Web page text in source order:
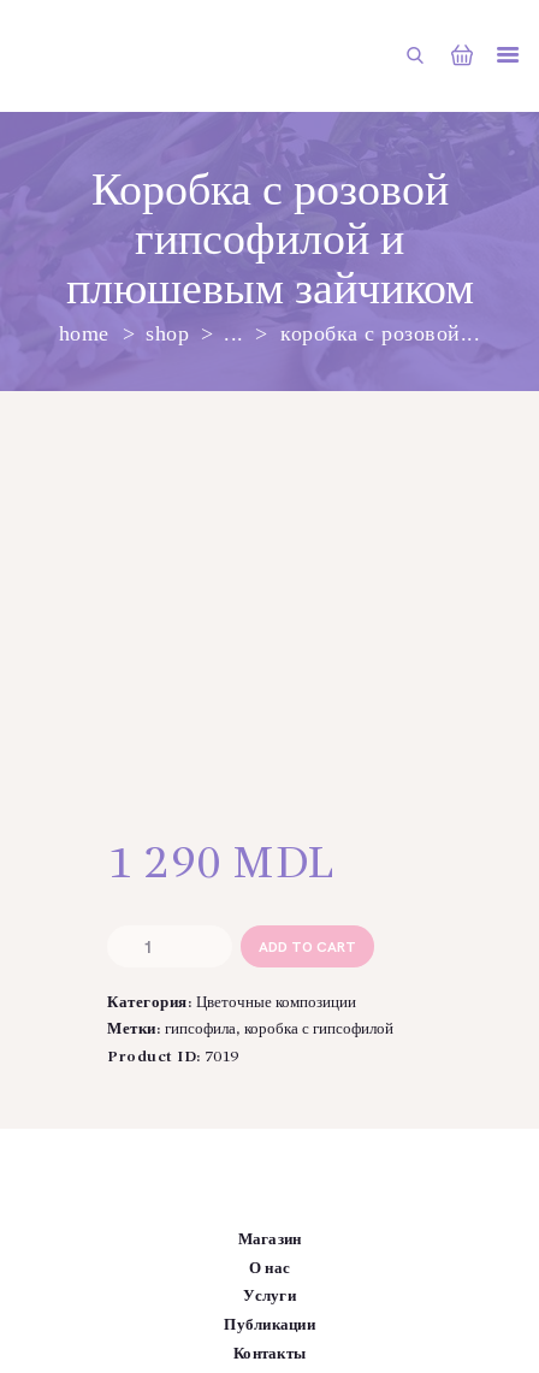
Коробка с розовой
гипсофилой и
плюшевым зайчиком
home shop ... коробка с розовой...
ГЛАВНАЯ
МАГАЗИН
О НАС
1 290 MDL
с
розовой
гипсофилой
ADD TO CART
Категория: Цветочные композиции
Метки: гипсофила, коробка с гипсофилой
Product ID: 7019
Магазин
О нас
Услуги
Публикации
Контакты